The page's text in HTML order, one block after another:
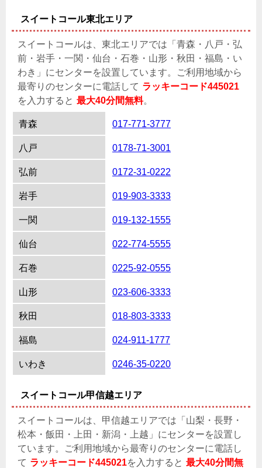
スイートコール東北エリア
スイートコールは、東北エリアでは「青森・八戸・弘
前・岩手・一関・仙台・石巻・山形・秋田・福島・い
わき」にセンターを設置しています。ご利用地域から
最寄りのセンターに電話して ラッキーコード445021
を入力すると 最大40分間無料。
青森 017-771-3777
八戸 0178-71-3001
弘前 0172-31-0222
岩手 019-903-3333
一関 019-132-1555
仙台 022-774-5555
石巻 0225-92-0555
山形 023-606-3333
秋田 018-803-3333
福島 024-911-1777
いわき 0246-35-0220
スイートコール甲信越エリア
スイートコールは、甲信越エリアでは「山梨・長野・
松本・飯田・上田・新潟・上越」にセンターを設置し
ています。ご利用地域から最寄りのセンターに電話し
て ラッキーコード445021を入力すると 最大40分間無